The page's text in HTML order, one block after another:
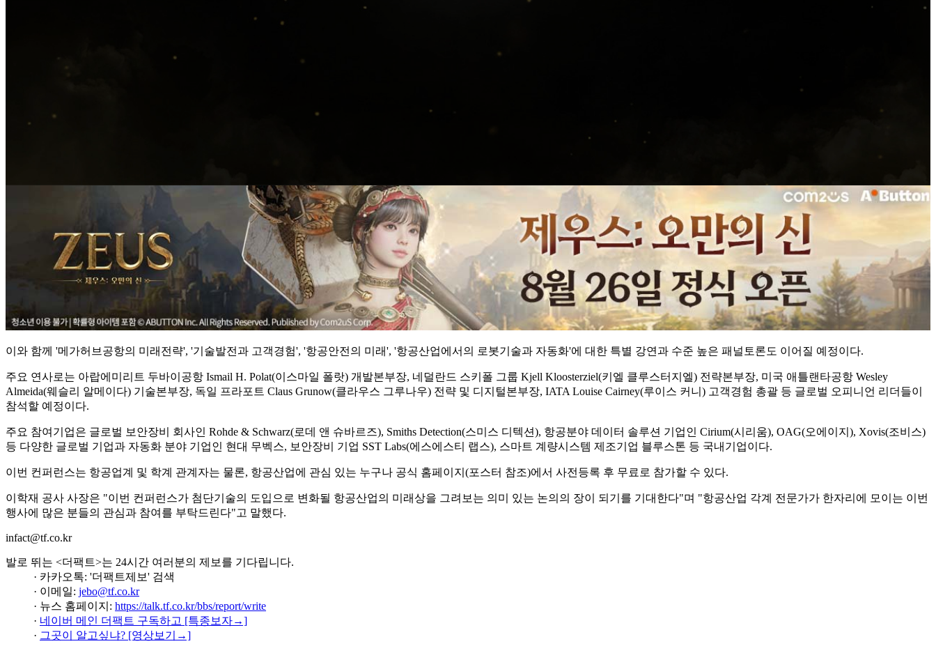
이와 함께 '메가허브공항의 미래전략', '기술발전과 고객경험', '항공안전의 미래', '항공산업에서의 로봇기술과 자동화'에 대한 특별 강연과 수준 높은 패널토론도 이어질 예정이다.
주요 연사로는 아랍에미리트 두바이공항 Ismail H. Polat(이스마일 폴랏) 개발본부장, 네덜란드 스키폴 그룹 Kjell Kloosterziel(키엘 클루스터지엘) 전략본부장, 미국 애틀랜타공항 Wesley
Almeida(웨슬리 알메이다) 기술본부장, 독일 프라포트 Claus Grunow(클라우스 그루나우) 전략 및 디지털본부장, IATA Louise Cairney(루이스 커니) 고객경험 총괄 등 글로벌 오피니언 리더들이
참석할 예정이다.
주요 참여기업은 글로벌 보안장비 회사인 Rohde & Schwarz(로데 앤 슈바르즈), Smiths Detection(스미스 디텍션), 항공분야 데이터 솔루션 기업인 Cirium(시리움), OAG(오에이지), Xovis(조비스)
등 다양한 글로벌 기업과 자동화 분야 기업인 현대 무벡스, 보안장비 기업 SST Labs(에스에스티 랩스), 스마트 계량시스템 제조기업 블루스톤 등 국내기업이다.
이번 컨퍼런스는 항공업계 및 학계 관계자는 물론, 항공산업에 관심 있는 누구나 공식 홈페이지(포스터 참조)에서 사전등록 후 무료로 참가할 수 있다.
이학재 공사 사장은 "이번 컨퍼런스가 첨단기술의 도입으로 변화될 항공산업의 미래상을 그려보는 의미 있는 논의의 장이 되기를 기대한다"며 "항공산업 각계 전문가가 한자리에 모이는 이번
행사에 많은 분들의 관심과 참여를 부탁드린다"고 말했다.
infact@tf.co.kr
발로 뛰는 <더팩트>는 24시간 여러분의 제보를 기다립니다.
· 카카오톡: '더팩트제보' 검색
· 이메일: jebo@tf.co.kr
· 뉴스 홈페이지: https://talk.tf.co.kr/bbs/report/write
· 네이버 메인 더팩트 구독하고 [특종보자→]
· 그곳이 알고싶냐? [영상보기→]